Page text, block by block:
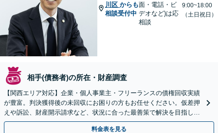
川区 からも
相談受付中
面・電話・ビ
デオなど)は応
相談
9:00~18:00
（土日祝日）
相手(債務者)の所在・財産調査
【関西エリア対応】企業・個人事業主・フリーランスの債権回収実績
が豊富。判決獲得後の未回収にお困りの方もお任せください。仮差押
えや訴訟、財産開示請求など、状況に合った最善策で解決を目指しま
す【夜間面談可】
料金表を見る